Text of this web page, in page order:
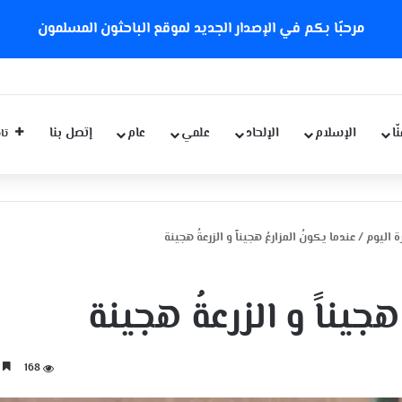
مرحبًا بكم في الإصدار الجديد لموقع الباحثون المسلمون
الإسلام الإلحاد علمي عام إتصل بنا
اليوم/عندما يكونُ المزارعُ هجيناً و الزرعةُ هجينة
و الزرعةُ هجينة
168 3 دقائق